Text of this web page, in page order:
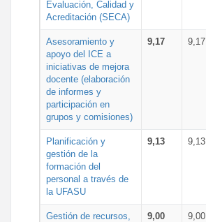
Evaluación, Calidad y
Acreditación (SECA)
Asesoramiento y
apoyo del ICE a
iniciativas de mejora
docente (elaboración
de informes y
participación en
grupos y comisiones)
9,17 9,17
Planificación y
gestión de la
formación del
personal a través de
la UFASU
9,13 9,13
Gestión de recursos,
9,00 9,00